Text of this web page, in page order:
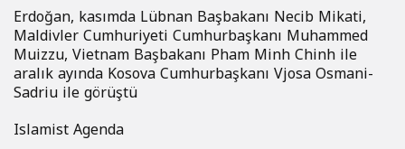
Erdoğan, kasımda Lübnan Başbakanı Necib Mikati,
Maldivler Cumhuriyeti Cumhurbaşkanı Muhammed
Muizzu, Vietnam Başbakanı Pham Minh Chinh ile
aralık ayında Kosova Cumhurbaşkanı Vjosa Osmani-
Sadriu ile görüştü
Islamist Agenda